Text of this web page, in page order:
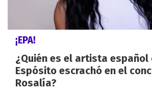
¡EPA!
¿Quién es el artista español
Espósito escrachó en el
Rosalía?